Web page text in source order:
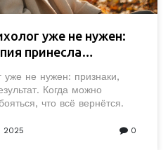
уже не нужен:
принесла
уже не нужен: признаки,
Когда можно
что всё вернётся.
2025 0